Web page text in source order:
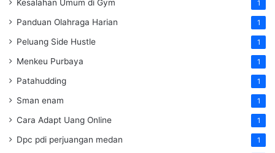
Kesalahan Umum di Gym 1
Panduan Olahraga Harian 1
Peluang Side Hustle 1
Menkeu Purbaya 1
Patahudding 1
Sman enam 1
Cara Adapt Uang Online 1
Dpc pdi perjuangan medan 1